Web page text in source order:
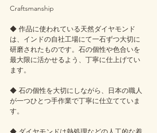
Craftsmanship
◆ 作品に使われている天然ダイヤモンド
は、インドの自社工場にて一石ずつ大切に
研磨されたものです。石の個性や色合いを
最大限に活かせるよう、丁寧に仕上げてい
ます。
◆ 石の個性を大切にしながら、日本の職人
が一つひとつ手作業で丁寧に仕立てていま
す。